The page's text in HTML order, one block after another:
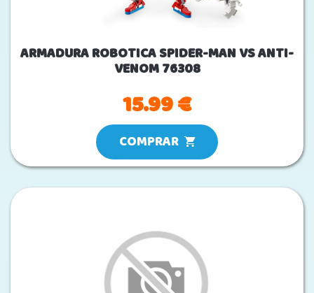
ARMADURA ROBOTICA SPIDER-MAN VS ANTI-
VENOM 76308
15.99 €
COMPRAR